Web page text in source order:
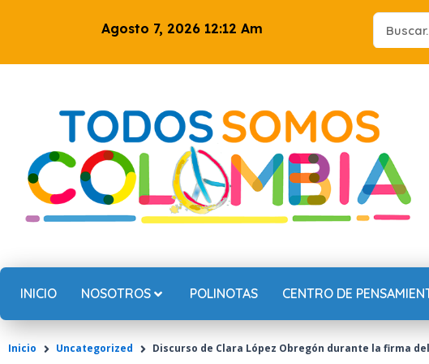
Agosto 7, 2026 12:12 Am
Search
...
INICIO NOSOTROS POLINOTAS CENTRO DE
Inicio Uncategorized Discurso de Clara López Obregón durante la firma